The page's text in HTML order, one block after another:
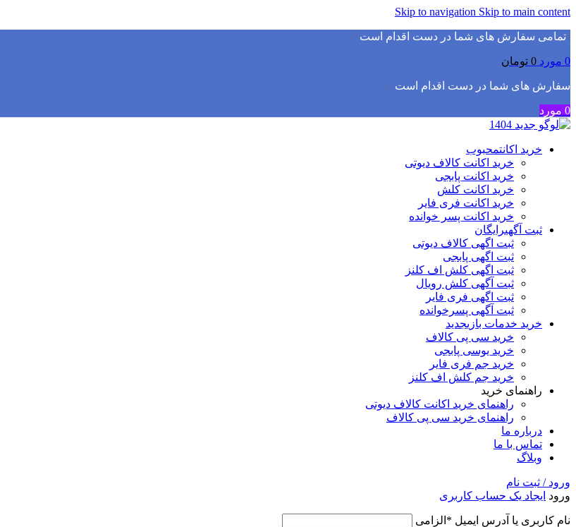
Skip to navigation Skip to main content
▫️تمامی سفارش های شما در دست اقدام است✅
0 مورد 0 تومان
سفارش های شما در دست اقدام است✅
0 مورد
خرید اکانتمحبوب
خرید اکانت کالاف دیوتی
خرید اکانت پابجی
خرید اکانت کلش
خرید اکانت فری فایر
خرید اکانت پسر خوانده
ثبت آگهیرایگان
ثبت اگهی کالاف دیوتی
ثبت اگهی پابجی
ثبت اگهی کلش اف کلنز
ثبت آگهی کلش رویال
ثبت اگهی فری فایر
ثبت آگهی پسرخوانده
خرید خدمات بازیجدید
خرید سی پی کالاف
خرید یوسی پابجی
خرید جم فری فایر
خرید جم کلش اف کلنز
راهنمای خرید
راهنمای خرید اکانت کالاف دیوتی
راهنمای خرید سی پی کالاف
درباره ما
تماس با ما
وبلاگ
ورود / ثبت نام
ورود ایجاد یک حساب کاربری
نام کاربری یا آدرس ایمیل * الزامی